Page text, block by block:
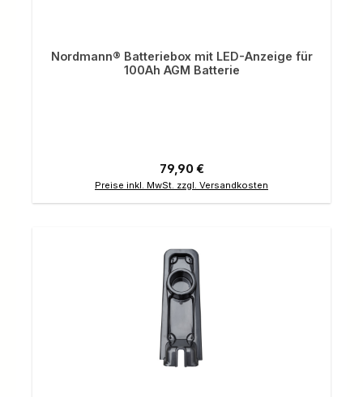
Nordmann® Batteriebox mit LED-Anzeige für
100Ah AGM Batterie
Regulärer Preis:
79,90 €
Preise inkl. MwSt. zzgl. Versandkosten